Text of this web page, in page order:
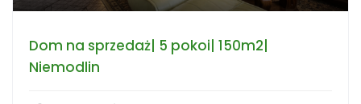
Dom na sprzedaż| 5 pokoi| 150m2|
Niemodlin